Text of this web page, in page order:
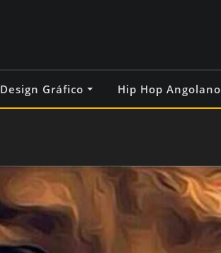
Design Gráfico Hip Hop Angolano